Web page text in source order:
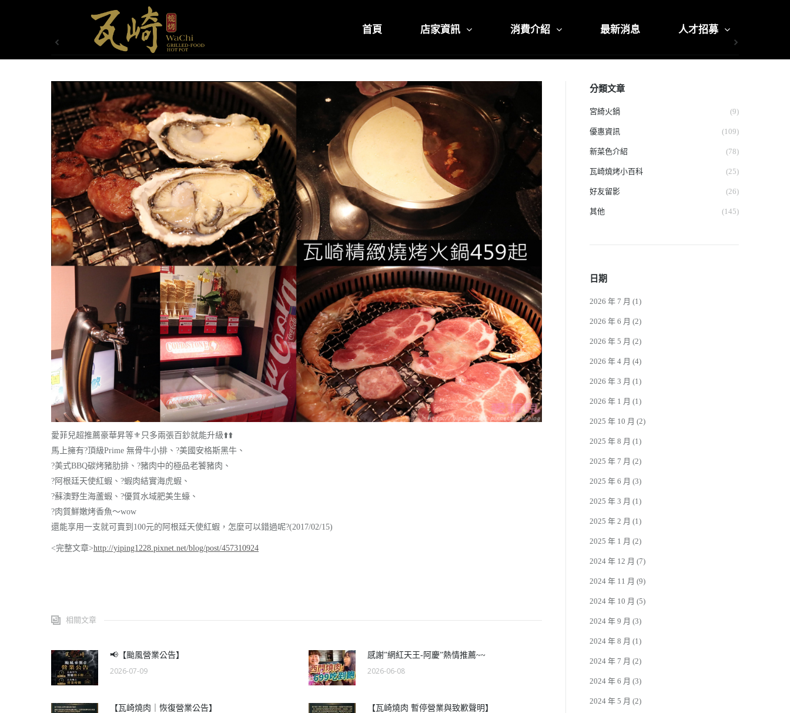
首頁 店家資訊 消費介紹 最新消息 人才招募
愛菲兒超推薦豪華昇等⚜️ 只多兩張百鈔就能升級⬆️⬆️
馬上擁有?頂級Prime 無骨牛小排、 ?美國安格斯黑牛、
?美式BBQ碳烤豬肋排、 ?豬肉中的極品老饕豬肉、
?阿根廷天使紅蝦、 ?蝦肉結實海虎蝦、
?蘇澳野生海蘆蝦、 ?優質水域肥美生蠔、
?肉質鮮嫩烤香魚〜wow
還能享用一支就可賣到100元的阿根廷天使紅蝦，怎麼可以錯過呢?(2017/02/15)
<完整文章>http://yiping1228.pixnet.net/blog/post/457310924
相關文章
📢【颱風營業公告】
2026-07-09
感謝”網紅天王-阿慶”熱情推薦~~
2026-06-08
【瓦崎燒肉｜恢復營業公告】 【瓦崎燒肉 暫停營業與致歉聲明】
分類文章
宮綺火鍋 (9)
優惠資訊 (109)
新菜色介紹 (78)
瓦崎燒烤小百科 (25)
好友留影 (26)
其他 (145)
日期
2026 年 7 月 (1)
2026 年 6 月 (2)
2026 年 5 月 (2)
2026 年 4 月 (4)
2026 年 3 月 (1)
2026 年 1 月 (1)
2025 年 10 月 (2)
2025 年 8 月 (1)
2025 年 7 月 (2)
2025 年 6 月 (3)
2025 年 3 月 (1)
2025 年 2 月 (1)
2025 年 1 月 (2)
2024 年 12 月 (7)
2024 年 11 月 (9)
2024 年 10 月 (5)
2024 年 9 月 (3)
2024 年 8 月 (1)
2024 年 7 月 (2)
2024 年 6 月 (3)
2024 年 5 月 (2)